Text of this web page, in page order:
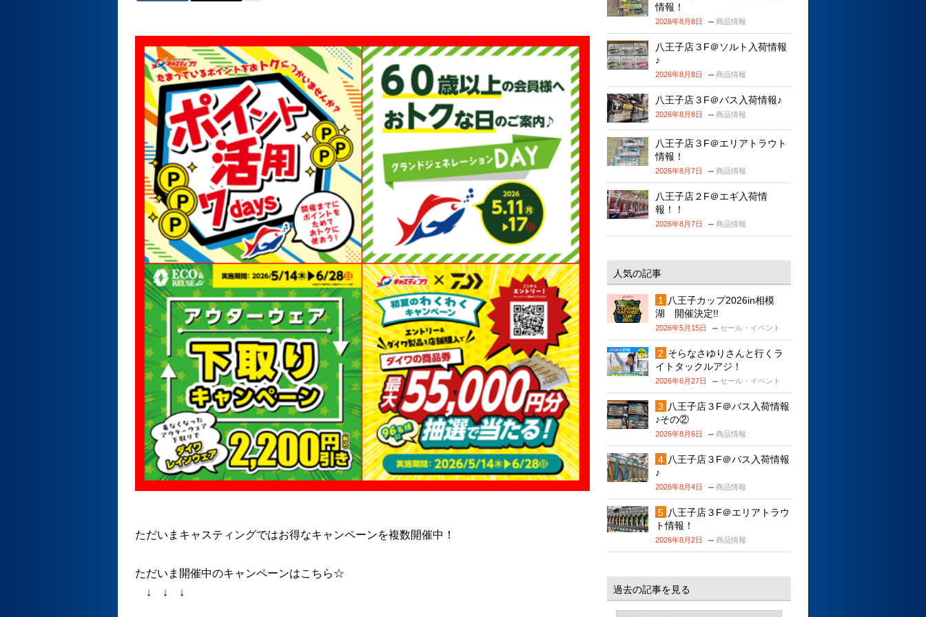
ただいまキャスティングではお得なキャンペーンを複数開催中！
ただいま開催中のキャンペーンはこちら☆
↓ ↓ ↓
情報！
2026年8月8日 商品情報
八王子店３F＠ソルト入荷情報
♪
2026年8月8日 商品情報
八王子店３F＠バス入荷情報♪
2026年8月8日 商品情報
八王子店３F＠エリアトラウト
情報！
2026年8月7日 商品情報
八王子店２F＠エギ入荷情
報！！
2026年8月7日 商品情報
人気の記事
八王子カップ2026in相模
湖 開催決定!!
2026年5月15日 セール・イベント
そらなさゆりさんと行くラ
イトタックルアジ！
2026年6月27日 セール・イベント
八王子店３F＠バス入荷情報
♪その②
2026年8月6日 商品情報
八王子店３F＠バス入荷情報
♪
2026年8月4日 商品情報
八王子店３F＠エリアトラウ
ト情報！
2026年8月2日 商品情報
過去の記事を見る